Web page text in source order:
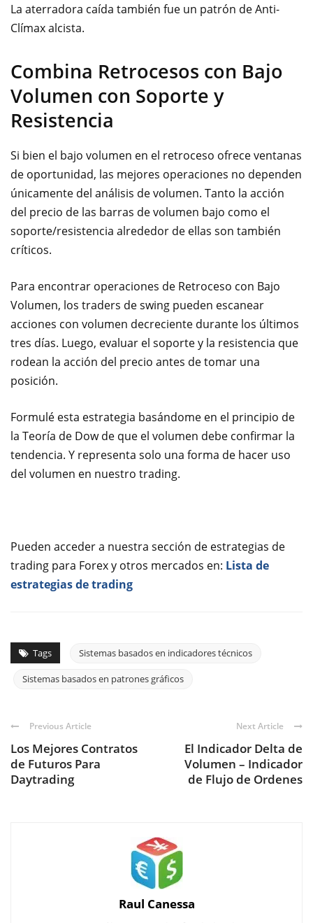
La aterradora caída también fue un patrón de Anti-
Clímax alcista.
Combina Retrocesos con Bajo
Volumen con Soporte y
Resistencia
Si bien el bajo volumen en el retroceso ofrece ventanas
de oportunidad, las mejores operaciones no dependen
únicamente del análisis de volumen. Tanto la acción
del precio de las barras de volumen bajo como el
soporte/resistencia alrededor de ellas son también
críticos.
Para encontrar operaciones de Retroceso con Bajo
Volumen, los traders de swing pueden escanear
acciones con volumen decreciente durante los últimos
tres días. Luego, evaluar el soporte y la resistencia que
rodean la acción del precio antes de tomar una
posición.
Formulé esta estrategia basándome en el principio de
la Teoría de Dow de que el volumen debe confirmar la
tendencia. Y representa solo una forma de hacer uso
del volumen en nuestro trading.
Pueden acceder a nuestra sección de estrategias de
trading para Forex y otros mercados en: Lista de
estrategias de trading
Tags Sistemas basados en indicadores técnicos
Sistemas basados en patrones gráficos
Previous Article
Los Mejores Contratos
de Futuros Para
Daytrading
Next Article
El Indicador Delta de
Volumen – Indicador
de Flujo de Ordenes
Raul Canessa